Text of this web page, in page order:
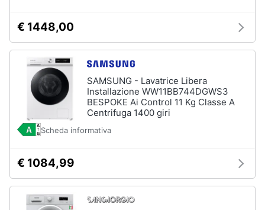
€ 1448,00
SAMSUNG - Lavatrice Libera
Installazione WW11BB744DGWS3
BESPOKE Ai Control 11 Kg Classe A
Centrifuga 1400 giri
Scheda informativa
€ 1084,99